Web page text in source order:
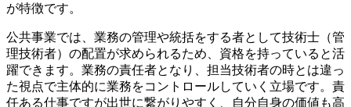
が特徴です。
公共事業では、業務の管理や統括をする者として技術士（管
理技術者）の配置が求められるため、資格を持っていると活
躍できます。業務の責任者となり、担当技術者の時とは違っ
た視点で主体的に業務をコントロールしていく立場です。責
任ある仕事ですが出世に繋がりやすく、自分自身の価値も高